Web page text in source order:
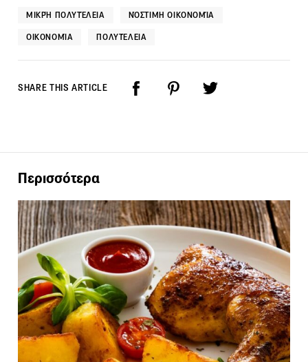
ΜΙΚΡΉ ΠΟΛΥΤΈΛΕΙΑ ΝΌΣΤΙΜΗ ΟΙΚΟΝΟΜΊΑ
ΟΙΚΟΝΟΜΊΑ ΠΟΛΥΤΈΛΕΙΑ
SHARE THIS ARTICLE
Περισσότερα